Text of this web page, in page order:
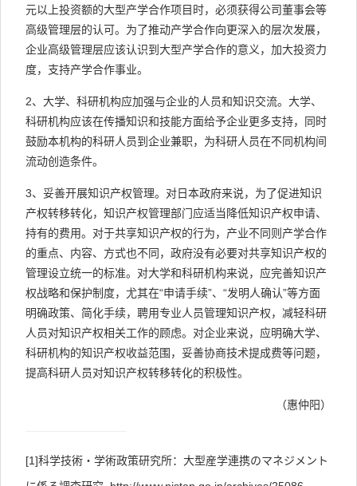
元以上投资额的大型产学合作项目时，必须获得公司董事会等
高级管理层的认可。为了推动产学合作向更深入的层次发展，
企业高级管理层应该认识到大型产学合作的意义，加大投资力
度，支持产学合作事业。
2、大学、科研机构应加强与企业的人员和知识交流。大学、
科研机构应该在传播知识和技能方面给予企业更多支持，同时
鼓励本机构的科研人员到企业兼职，为科研人员在不同机构间
流动创造条件。
3、妥善开展知识产权管理。对日本政府来说，为了促进知识
产权转移转化，知识产权管理部门应适当降低知识产权申请、
持有的费用。对于共享知识产权的行为，产业不同则产学合作
的重点、内容、方式也不同，政府没有必要对共享知识产权的
管理设立统一的标准。对大学和科研机构来说，应完善知识产
权战略和保护制度，尤其在“申请手续”、“发明人确认”等方面
明确政策、简化手续，聘用专业人员管理知识产权，减轻科研
人员对知识产权相关工作的顾虑。对企业来说，应明确大学、
科研机构的知识产权收益范围，妥善协商技术提成费等问题，
提高科研人员对知识产权转移转化的积极性。
（惠仲阳）
[1]科学技術・学術政策研究所：大型産学連携のマネジメント